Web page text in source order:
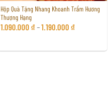
Hộp Quà Tặng Nhang Khoanh Trầm Hương
Thượng Hạng
1.090.000 ₫ –1.190.000 ₫